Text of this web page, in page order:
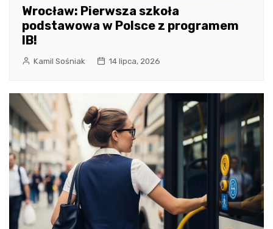
Wrocław: Pierwsza szkoła
podstawowa w Polsce z programem
IB!
Kamil Sośniak 14 lipca, 2026